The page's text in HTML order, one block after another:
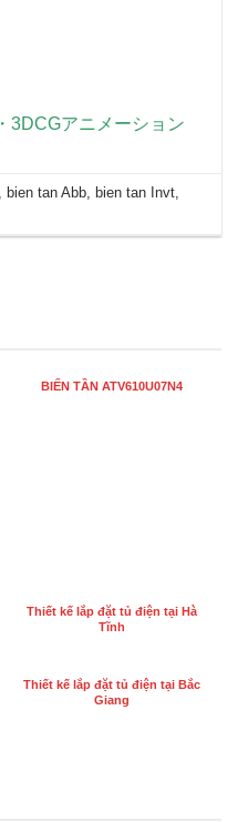
・ 3DCGアニメーション
,bien tan Abb ,bien tan Invt
BIẾN TẦN ATV610U07N4
Thiết kế lắp đặt tủ điện tại Hà
Tĩnh
Thiết kế lắp đặt tủ điện tại Bắc
Giang